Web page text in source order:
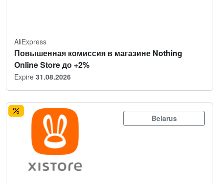
AliExpress
Повышенная комиссия в магазине Nothing
Online Store до +2%
Expire 31.08.2026
Belarus